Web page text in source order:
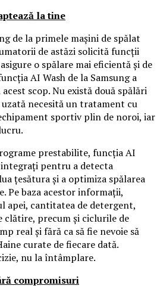
la tine
de la primele mașini de spălat
de astăzi solicită funcții
o spălare mai eficientă și de
AI Wash de la Samsung a
scop. Nu există două spălări
uzată necesită un tratament cu
sportiv plin de noroi, iar
prestabilite, funcția AI
pentru a detecta
țesătura și a optimiza spălarea
Pe baza acestor informații,
apei, cantitatea de detergent,
clătire, precum și ciclurile de
real și fără ca să fie nevoie să
curate de fiecare dată.
nu la întâmplare.
compromisuri